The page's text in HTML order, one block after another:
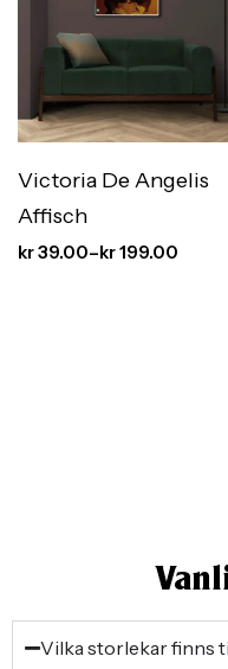
Victoria De Angelis
Affisch
kr39.00–kr199.00
Vilka storlekar finns